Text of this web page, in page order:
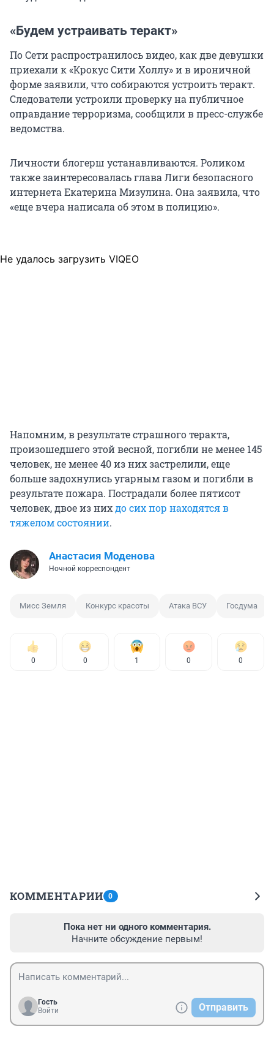
«Будем устраивать теракт»
По Сети распространилось видео, как две девушки
приехали к «Крокус Сити Холлу» и в ироничной
форме заявили, что собираются устроить теракт.
Следователи устроили проверку на публичное
оправдание терроризма, сообщили в пресс-службе
ведомства.
Личности блогерш устанавливаются. Роликом
также заинтересовалась глава Лиги безопасного
интернета Екатерина Мизулина. Она заявила, что
«еще вчера написала об этом в полицию».
Не удалось загрузить VIQEO
Напомним, в результате страшного теракта,
произошедшего этой весной, погибли не менее 145
человек, не менее 40 из них застрелили, еще
больше задохнулись угарным газом и погибли в
результате пожара. Пострадали более пятисот
человек, двое из нихдо сих пор находятся в
тяжелом состоянии.
Анастасия Моденова
Ночной корреспондент
Мисс Земля Конкурс красоты Атака ВСУ Госдума
0 0 1 0 0
КОММЕНТАРИИ 0
Пока нет ни одного комментария.
Начните обсуждение первым!
Гость
Войти
Отправить